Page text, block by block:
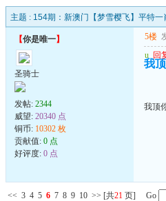
主题 : 154期：新澳门【梦雪樱飞】平特一
【你是唯一】
圣骑士
发帖: 2344
威望: 20340 点
铜币: 10302 枚
贡献值: 0 点
好评度: 0 点
5楼
u 回
我
我顶
<< 3 4 5 6 7 8 9 10 >> [共21 页] Go